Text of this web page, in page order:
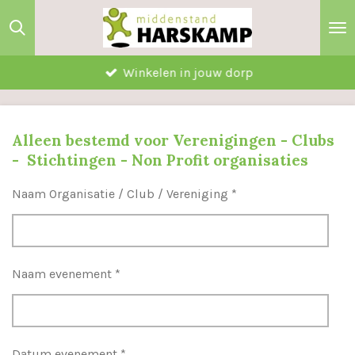
Ga
direct
hoofdinhoud
Winkelen in jouw dorp
Alleen bestemd voor Verenigingen - Clubs
- Stichtingen - Non Profit organisaties
Naam Organisatie / Club / Vereniging *
Naam evenement *